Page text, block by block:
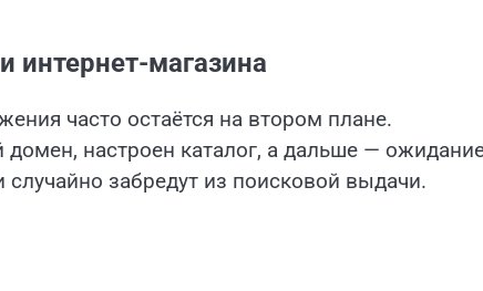
интернет-магазина
часто остаётся на втором плане.
настроен каталог, а дальше —
забредут из поисковой выдачи.